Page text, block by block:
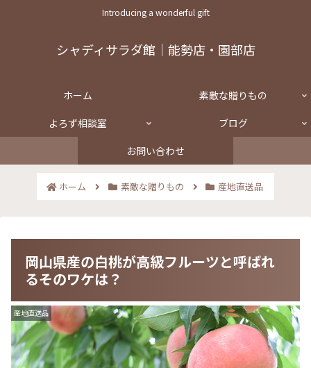
Introducing a wonderful gift
シャディサラダ館｜能勢店・園部店
ホーム
素敵な贈りもの
よろず相談室
ブログ
お問い合わせ
ホーム 素敵な贈りもの 産地直送品
岡山県産の白桃が高級フルーツと呼ばれ
るそのワケは？
産地直送品